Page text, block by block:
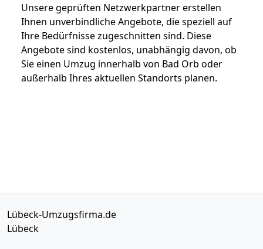
Unsere geprüften Netzwerkpartner erstellen
Ihnen unverbindliche Angebote, die speziell auf
Ihre Bedürfnisse zugeschnitten sind. Diese
Angebote sind kostenlos, unabhängig davon, ob
Sie einen Umzug innerhalb von Bad Orb oder
außerhalb Ihres aktuellen Standorts planen.
Lübeck-Umzugsfirma.de
Lübeck